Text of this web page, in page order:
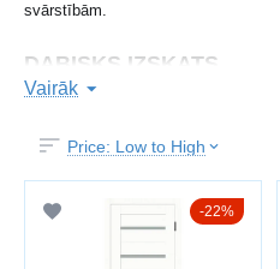
svārstībām.
DABISKS IZSKATS
Jūs iegūstat:
reālistisku koka tekstūru
Vairāk
Price: Low to High
22%